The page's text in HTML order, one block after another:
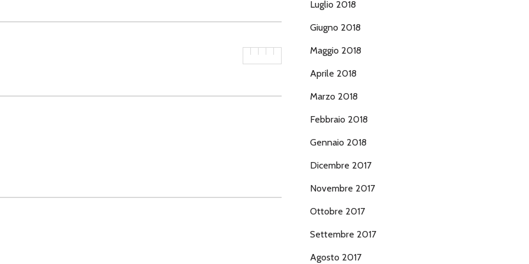
Luglio 2018
Giugno 2018
Maggio 2018
Aprile 2018
Marzo 2018
Febbraio 2018
Gennaio 2018
Dicembre 2017
Novembre 2017
Ottobre 2017
Settembre 2017
Agosto 2017